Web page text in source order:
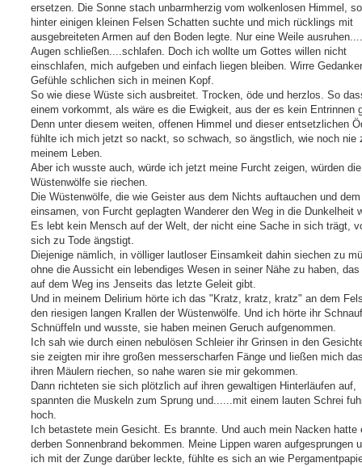
ersetzen. Die Sonne stach unbarmherzig vom wolkenlosen Himmel,
hinter einigen kleinen Felsen Schatten suchte und mich rücklings mit
ausgebreiteten Armen auf den Boden legte. Nur eine Weile
Augen schließen....schlafen. Doch ich wollte um Gottes willen nicht
einschlafen, mich aufgeben und einfach liegen bleiben. Wirre
Gefühle schlichen sich in meinen Kopf.
So wie diese Wüste sich ausbreitet. Trocken, öde und herzlos. So
einem vorkommt, als wäre es die Ewigkeit, aus der es kein Entrinnen
Denn unter diesem weiten, offenen Himmel und dieser entsetzlichen
fühlte ich mich jetzt so nackt, so schwach, so ängstlich, wie noch nie
meinem Leben.
Aber ich wusste auch, würde ich jetzt meine Furcht zeigen, würden die
Wüstenwölfe sie riechen.
Die Wüstenwölfe, die wie Geister aus dem Nichts auftauchen und dem
einsamen, von Furcht geplagten Wanderer den Weg in die Dunkelheit
Es lebt kein Mensch auf der Welt, der nicht eine Sache in sich trägt,
sich zu Tode ängstigt.
Diejenige nämlich, in völliger lautloser Einsamkeit dahin siechen zu
ohne die Aussicht ein lebendiges Wesen in seiner Nähe zu haben, das
auf dem Weg ins Jenseits das letzte Geleit gibt.
Und in meinem Delirium hörte ich das "Kratz, kratz, kratz" an dem
den riesigen langen Krallen der Wüstenwölfe. Und ich hörte ihr
Schnüffeln und wusste, sie haben meinen Geruch aufgenommen.
Ich sah wie durch einen nebulösen Schleier ihr Grinsen in den
sie zeigten mir ihre großen messerscharfen Fänge und ließen mich
ihren Mäulern riechen, so nahe waren sie mir gekommen.
Dann richteten sie sich plötzlich auf ihren gewaltigen Hinterläufen auf,
spannten die Muskeln zum Sprung und......mit einem lauten Schrei
hoch.
Ich betastete mein Gesicht. Es brannte. Und auch mein Nacken hatte
derben Sonnenbrand bekommen. Meine Lippen waren aufgesprungen
ich mit der Zunge darüber leckte, fühlte es sich an wie